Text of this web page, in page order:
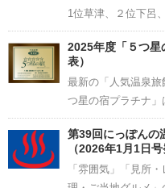
1位草津、２位下呂
2025年度「５つ
表）
最新の「人気温泉旅
つ星の宿プラチナ」
第39回にっぽんの
（2026年1月1日号
「雰囲気」「見所